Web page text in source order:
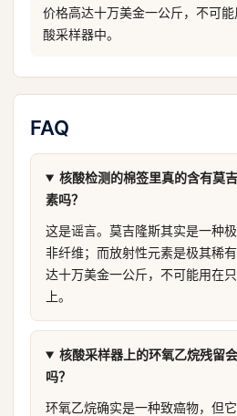
价格高达十万美金一公斤，不可
酸采样器中。
FAQ
核酸检测的棉签里真的含有莫
素吗？
这是谣言。莫吉隆斯其实是一种
非纤维；而放射性元素是极其稀
达十万美金一公斤，不可能用在
上。
核酸采样器上的环氧乙烷残留
吗？
环氧乙烷确实是一种致癌物，但